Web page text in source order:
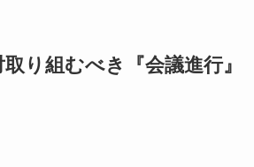
り組むべき『会議進行』